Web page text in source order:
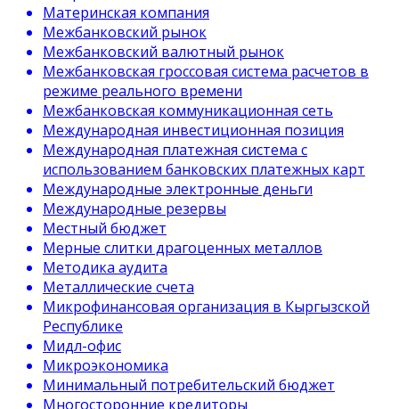
Материнская компания
Межбанковский рынок
Межбанковский валютный рынок
Межбанковская гроссовая система расчетов в
режиме реального времени
Межбанковская коммуникационная сеть
Международная инвестиционная позиция
Международная платежная система с
использованием банковских платежных карт
Международные электронные деньги
Международные резервы
Местный бюджет
Мерные слитки драгоценных металлов
Методика аудита
Металлические счета
Микрофинансовая организация в Кыргызской
Республике
Мидл-офис
Микроэкономика
Минимальный потребительский бюджет
Многосторонние кредиторы